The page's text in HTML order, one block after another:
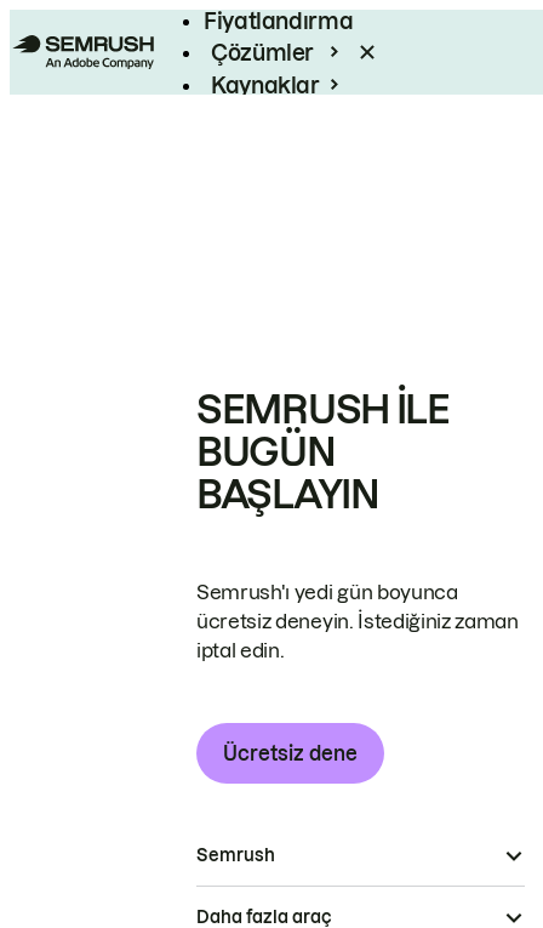
Fiyatlandırma
Çözümler
Kaynaklar
SEMRUSH ILE
BUGÜN
BAŞLAYIN
Semrush'ı yedi gün boyunca
ücretsiz deneyin. İstediğiniz zaman
iptal edin.
Ücretsiz dene
Semrush
Daha fazla araç